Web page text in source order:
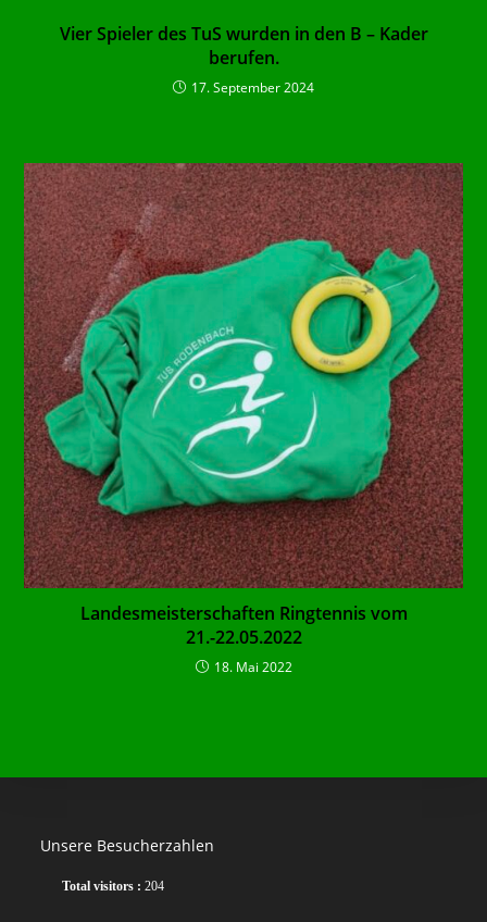
Vier Spieler des TuS wurden in den B – Kader
berufen.
17. September 2024
Landesmeisterschaften Ringtennis vom
21.-22.05.2022
18. Mai 2022
Unsere Besucherzahlen
Total visitors :204